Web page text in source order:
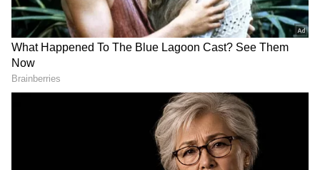
ನ್ಯಾಯಾಧೀಶರ ಮನೆಯಲ್ಲೇ ಚಿನ್ನ ಕಳ್ಳತನ
DOWNLOAD APP
India News) ಮತ್ತು ಜಗತ್ತಿನ
Kannada News)